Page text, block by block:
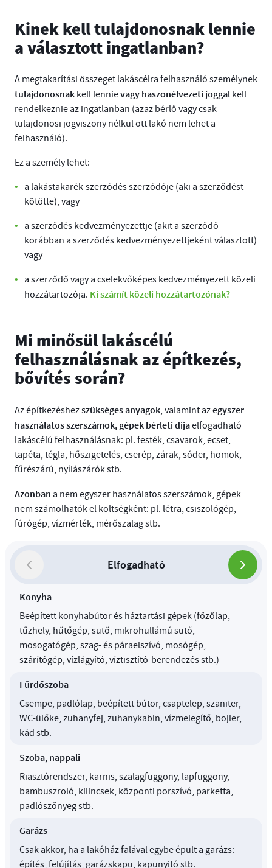
Kinek kell tulajdonosnak lennie
a választott ingatlanban?
A megtakarítási összeget lakáscélra felhasználó személynek
tulajdonosnak kell lennievagy haszonélvezeti joggal kell
rendelkeznie az ingatlanban (azaz bérlő vagy csak
tulajdonosi jogviszony nélkül ott lakó nem lehet a
felhasználó).
Ez a személy lehet:
a lakástakarék-szerződés szerződője (aki a szerződést
kötötte), vagy
a szerződés kedvezményezettje (akit a szerződő
korábban a szerződés kedvezményezettjeként választott)
vagy
a szerződő vagy a cselekvőképes kedvezményezett közeli
hozzátartozója. Ki számít közeli hozzátartozónak?
Mi minősül lakáscélú
felhasználásnak az építkezés,
bővítés során?
Az építkezéshezszükséges anyagok, valamint azegyszer
használatos szerszámok, gépek bérleti díjaelfogadható
lakáscélú felhasználásnak: pl. festék, csavarok, ecset,
tapéta, tégla, hőszigetelés, cserép, zárak, sóder, homok,
fűrészárú, nyílászárók stb.
Azonban a nem egyszer használatos szerszámok, gépek
nem számolhatók el költségként: pl. létra, csiszológép,
fúrógép, vízmérték, mérőszalag stb.
Elfogadható
Konyha
Beépített konyhabútor és háztartási gépek (főzőlap,
tűzhely, hűtőgép, sütő, mikrohullámú sütő,
mosogatógép, szag- és páraelszívó, mosógép,
szárítógép, vízlágyító, víztisztító-berendezés stb.)
Fürdőszoba
Csempe, padlólap, beépített bútor, csaptelep, szaniter,
WC-ülőke, zuhanyfej, zuhanykabin, vízmelegítő, bojler,
kád stb.
Szoba, nappali
Riasztórendszer, karnis, szalagfüggöny, lapfüggöny,
bambuszroló, kilincsek, központi porszívó, parketta,
padlószőnyeg stb.
Garázs
Csak akkor, ha a lakóház falával egybe épült a garázs:
építés, felújítás, garázskapu, kapunyitó stb.